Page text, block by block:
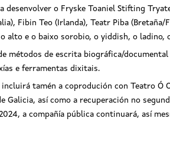
desenvolver o Fryske Toaniel Stifting
Fibin Teo (Irlanda), Teatr Piba
e o baixo sorobio, o yiddish, o ladino,
métodos de escrita biográfica/
e ferramentas dixitais.
tamén a coprodución con Teatro Ó
Galicia, así como a recuperación no
a compañía pública continuará, así